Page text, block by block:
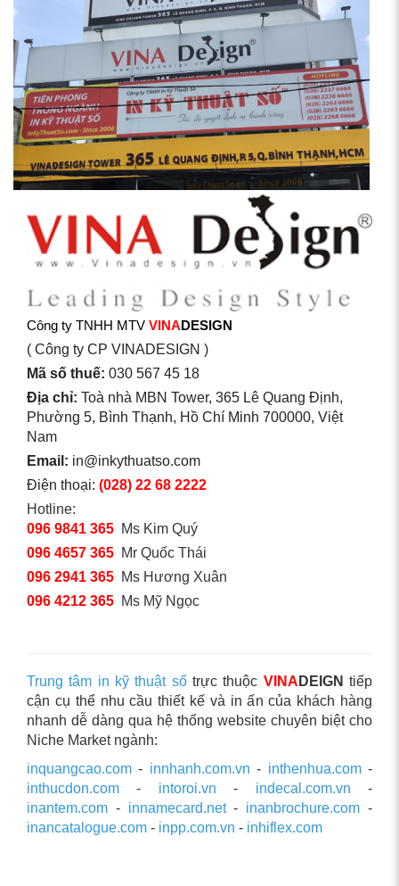
Công ty TNHH MTV VINADESIGN
( Công ty CP VINADESIGN )
Mã số thuế: 030 567 45 18
Địa chỉ: Toà nhà MBN Tower, 365 Lê Quang Định,
Phường 5, Bình Thạnh, Hồ Chí Minh 700000, Việt
Nam
Email: in@inkythuatso.com
Điện thoại: (028) 22 68 2222
Hotline:
096 9841 365 Ms Kim Quý
096 4657 365 Mr Quốc Thái
096 2941 365 Ms Hương Xuân
096 4212 365 Ms Mỹ Ngọc
Trung tâm in kỹ thuật sốtrực thuộc VINA DEIGN tiếp
cận cụ thể nhu cầu thiết kế và in ấn của khách hàng
nhanh dễ dàng qua hệ thống website chuyên biệt cho
Niche Market ngành:
inquangcao.com - innhanh.com.vn - inthenhua.com-
inthucdon.com - intoroi.vn - indecal.com.vn -
inantem.com - innamecard.net- inanbrochure.com -
inancatalogue.com - inpp.com.vn - inhiflex.com